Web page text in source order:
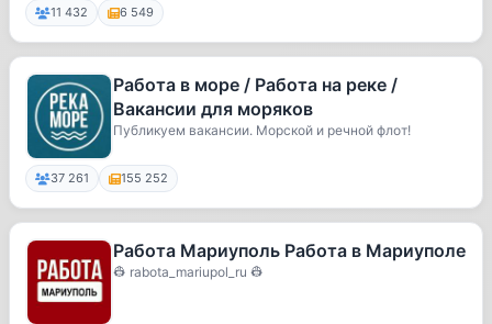
11 432 6 549
Работа в море / Работа на реке /
Вакансии для моряков
Публикуем вакансии. Морской и речной флот!
37 261 155 252
Работа Мариуполь Работа в Мариуполе
👷 rabota_mariupol_ru 👷